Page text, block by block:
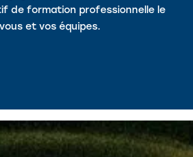
de formation professionnelle le
et vos équipes.